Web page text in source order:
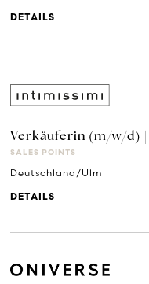
DETAILS
Verkäuferin (m/w/d) |
SALES POINTS
Deutschland/Ulm
DETAILS